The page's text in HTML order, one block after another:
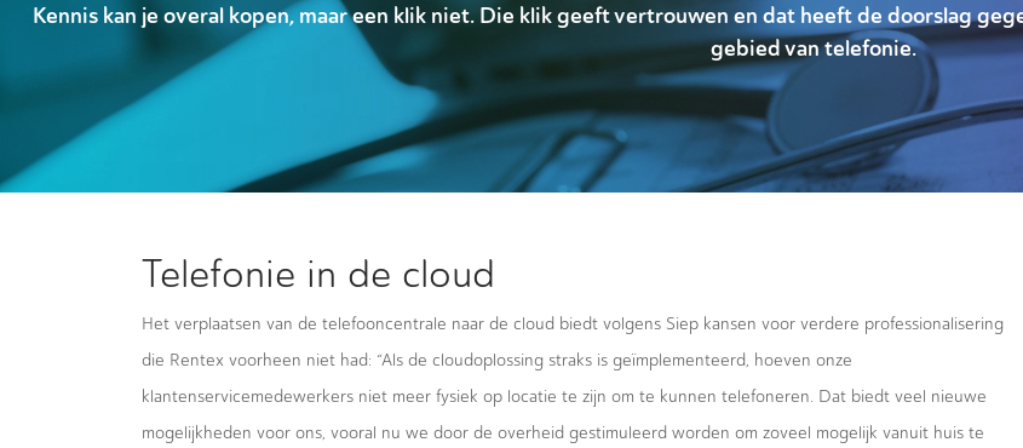
Kennis kan je overal kopen, maar een klik niet. Die klik geeft vertrouwen en dat heeft de doorslag
gebied van telefonie.
Telefonie in de cloud
Het verplaatsen van de telefooncentrale naar de cloud biedt volgens Siep kansen voor verdere professionalisering
die Rentex voorheen niet had: “Als de cloudoplossing straks is geïmplementeerd, hoeven onze
klantenservicemedewerkers niet meer fysiek op locatie te zijn om te kunnen telefoneren. Dat biedt veel nieuwe
mogelijkheden voor ons, vooral nu we door de overheid gestimuleerd worden om zoveel mogelijk vanuit huis te